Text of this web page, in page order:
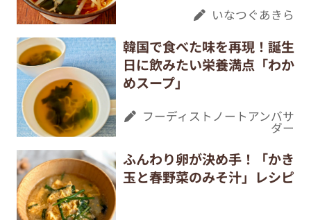
いなつぐあきら
韓国で食べた味を再現！誕生
日に飲みたい栄養満点「わか
めスープ」
フーディストノートアンバサ
ダー
ふんわり卵が決め手！「かき
玉と春野菜のみそ汁」レシピ